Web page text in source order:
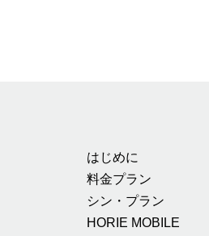
はじめに
料金プラン
シン・プラン
HORIE MOBILE